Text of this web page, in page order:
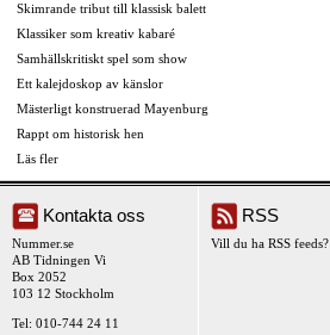
Skimrande tribut till klassisk balett
Klassiker som kreativ kabaré
Samhällskritiskt spel som show
Ett kalejdoskop av känslor
Mästerligt konstruerad Mayenburg
Rappt om historisk hen
Läs fler
Kontakta oss
Nummer.se
AB Tidningen Vi
Box 2052
103 12 Stockholm
Tel: 010-744 24 11
RSS
Vill du ha RSS feeds?